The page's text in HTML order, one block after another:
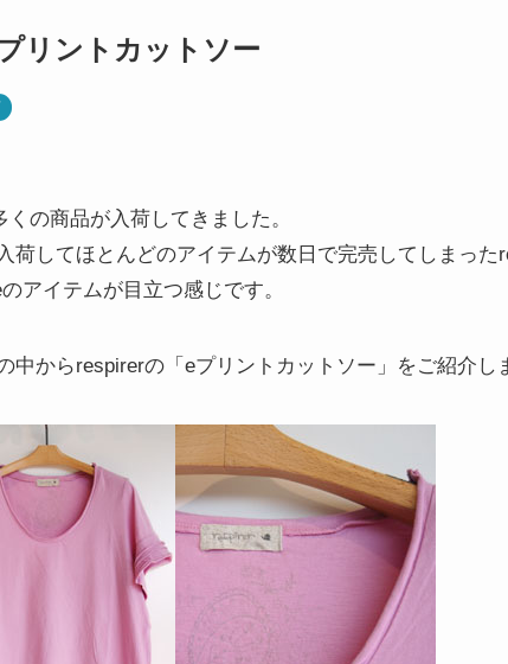
リントカットソー
くの商品が入荷してきました。
荷してほとんどのアイテムが数日で完売してしまっ
アイテムが目立つ感じです。
中からrespirerの「eプリントカットソー」をご紹介し